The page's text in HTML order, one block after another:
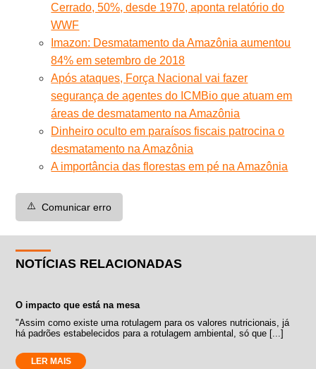
Cerrado, 50%, desde 1970, aponta relatório do
WWF
Imazon: Desmatamento da Amazônia aumentou
84% em setembro de 2018
Após ataques, Força Nacional vai fazer
segurança de agentes do ICMBio que atuam em
áreas de desmatamento na Amazônia
Dinheiro oculto em paraísos fiscais patrocina o
desmatamento na Amazônia
A importância das florestas em pé na Amazônia
⚠️ Comunicar erro
NOTÍCIAS RELACIONADAS
O impacto que está na mesa
"Assim como existe uma rotulagem para os valores nutricionais, já
há padrões estabelecidos para a rotulagem ambiental, só que [...]
LER MAIS